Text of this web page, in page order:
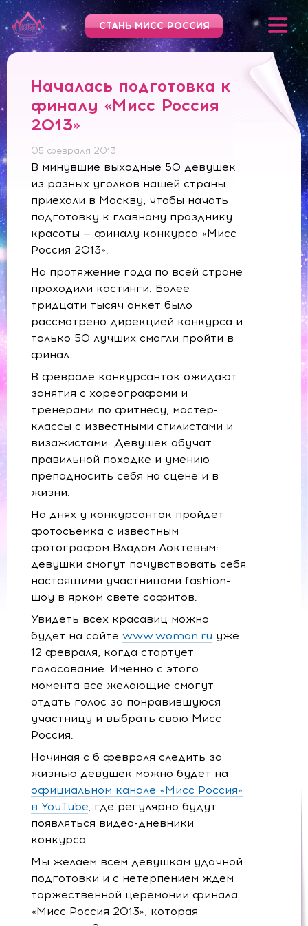
СТАНЬ МИСС РОССИЯ
Началась подготовка к
финалу «Мисс Россия
2013»
05 февраля 2013
В минувшие выходные 50 девушек
из разных уголков нашей страны
приехали в Москву, чтобы начать
подготовку к главному празднику
красоты — финалу конкурса «Мисс
Россия 2013».
На протяжение года по всей стране
проходили кастинги. Более
тридцати тысяч анкет было
рассмотрено дирекцией конкурса и
только 50 лучших смогли пройти в
финал.
В феврале конкурсанток ожидают
занятия с хореографами и
тренерами по фитнесу, мастер-
классы с известными стилистами и
визажистами. Девушек обучат
правильной походке и умению
преподносить себя на сцене и в
жизни.
На днях у конкурсанток пройдет
фотосъемка с известным
фотографом Владом Локтевым:
девушки смогут почувствовать себя
настоящими участницами fashion-
шоу в ярком свете софитов.
Увидеть всех красавиц можно
будет на сайте www.woman.ru уже
12 февраля, когда стартует
голосование. Именно с этого
момента все желающие смогут
отдать голос за понравившуюся
участницу и выбрать свою Мисс
Россия.
Начиная с 6 февраля следить за
жизнью девушек можно будет на
официальном канале «Мисс Россия»
в YouTube, где регулярно будут
появляться видео-дневники
конкурса.
Мы желаем всем девушкам удачной
подготовки и с нетерпением ждем
торжественной церемонии финала
«Мисс Россия 2013», которая